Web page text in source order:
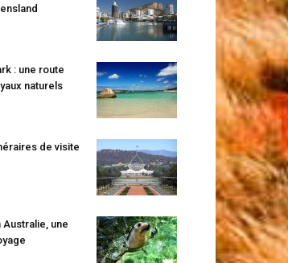
: une route
naturels
de visite
Australie, une